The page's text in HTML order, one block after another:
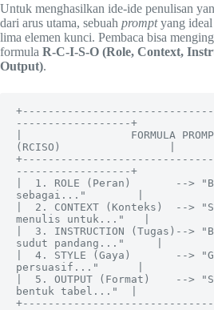
Untuk menghasilkan ide-ide penulisan
dari arus utama, sebuah promptyang ideal
lima elemen kunci. Pembaca bisa
formula R-C-I-S-O (Role, Context,
Output).
------------------+
|                 FORMULA PROMPT
(RCISO)                 |
------------------+
|  1. ROLE (Peran)       -->
sebagai..."        |
|  2. CONTEXT (Konteks)  -->
menulis untuk..."   |
|  3. INSTRUCTION (Tugas)-->
sudut pandang..."     |
|  4. STYLE (Gaya)       -->
persuasif..."      |
|  5. OUTPUT (Format)    -->
bentuk tabel..."  |